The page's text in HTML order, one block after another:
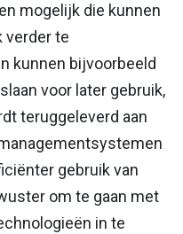
mogelijk die kunnen
verder te
kunnen bijvoorbeeld
voor later gebruik,
teruggeleverd aan
gebruik van
om te gaan met
in te